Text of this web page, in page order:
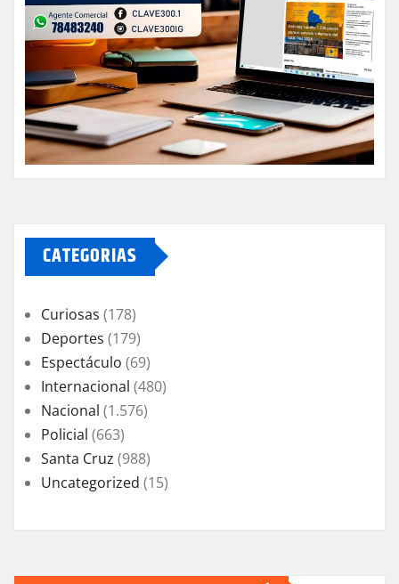
CATEGORIAS
Curiosas (178)
Deportes (179)
Espectáculo (69)
Internacional (480)
Nacional (1.576)
Policial (663)
Santa Cruz (988)
Uncategorized (15)